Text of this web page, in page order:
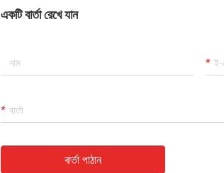
একটি বার্তা রেখে যান
বার্তা পাঠান